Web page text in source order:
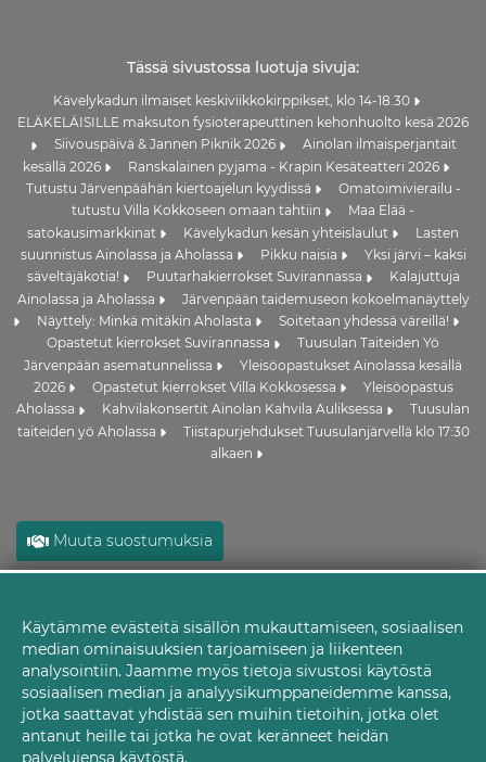
Tässä sivustossa luotuja sivuja:
Kävelykadun ilmaiset keskiviikkokirppikset, klo 14-18.30
ELÄKELÄISILLE maksuton fysioterapeuttinen kehonhuolto kesä 2026
Siivouspäivä & Jannen Piknik 2026
Ainolan ilmaisperjantait
kesällä 2026
Ranskalainen pyjama - Krapin Kesäteatteri 2026
Tutustu Järvenpäähän kiertoajelun kyydissä
Omatoimivierailu -
tutustu Villa Kokkoseen omaan tahtiin
Maa Elää -
satokausimarkkinat
Kävelykadun kesän yhteislaulut
Lasten
suunnistus Ainolassa ja Aholassa
Pikku naisia
Yksi järvi – kaksi
säveltäjäkotia!
Puutarhakierrokset Suvirannassa
Kalajuttuja
Ainolassa ja Aholassa
Järvenpään taidemuseon kokoelmanäyttely
Näyttely: Minkä mitäkin Aholasta
Soitetaan yhdessä väreillä!
Opastetut kierrokset Suvirannassa
Tuusulan Taiteiden Yö
Järvenpään asematunnelissa
Yleisöopastukset Ainolassa kesällä
2026
Opastetut kierrokset Villa Kokkosessa
Yleisöopastus
Aholassa
Kahvilakonsertit Ainolan Kahvila Auliksessa
Tuusulan
taiteiden yö Aholassa
Tiistapurjehdukset Tuusulanjärvellä klo 17:30
alkaen
Muuta suostumuksia
Evästeet
Käytämme evästeitä sisällön mukauttamiseen, sosiaalisen
median ominaisuuksien tarjoamiseen ja liikenteen
analysointiin. Jaamme myös tietoja sivustosi käytöstä
sosiaalisen median ja analyysikumppaneidemme kanssa,
jotka saattavat yhdistää sen muihin tietoihin, jotka olet
antanut heille tai jotka he ovat keränneet heidän
palvelujensa käytöstä.